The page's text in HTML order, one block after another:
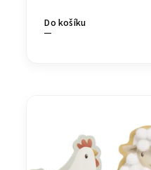
Do košíku